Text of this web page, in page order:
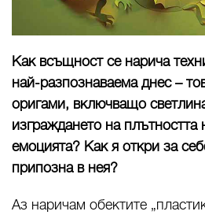
Как всъщност се нарича
най-разпознаваема днес –
оригами, включващо
изграждането на плътността
емоцията? Как я откри за
припозна в нея?
Аз наричам обектите